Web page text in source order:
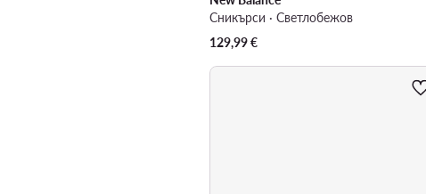
Сникърси · Светлобежов
129,99€